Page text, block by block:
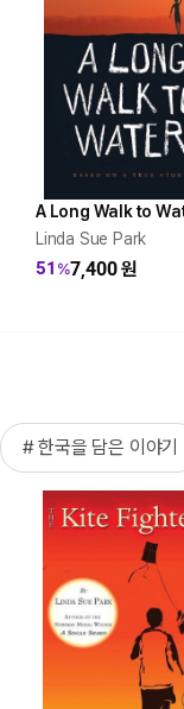
A Long Walk to
Linda Sue Park
51 %7,400원
# 한국을 담은 이야기